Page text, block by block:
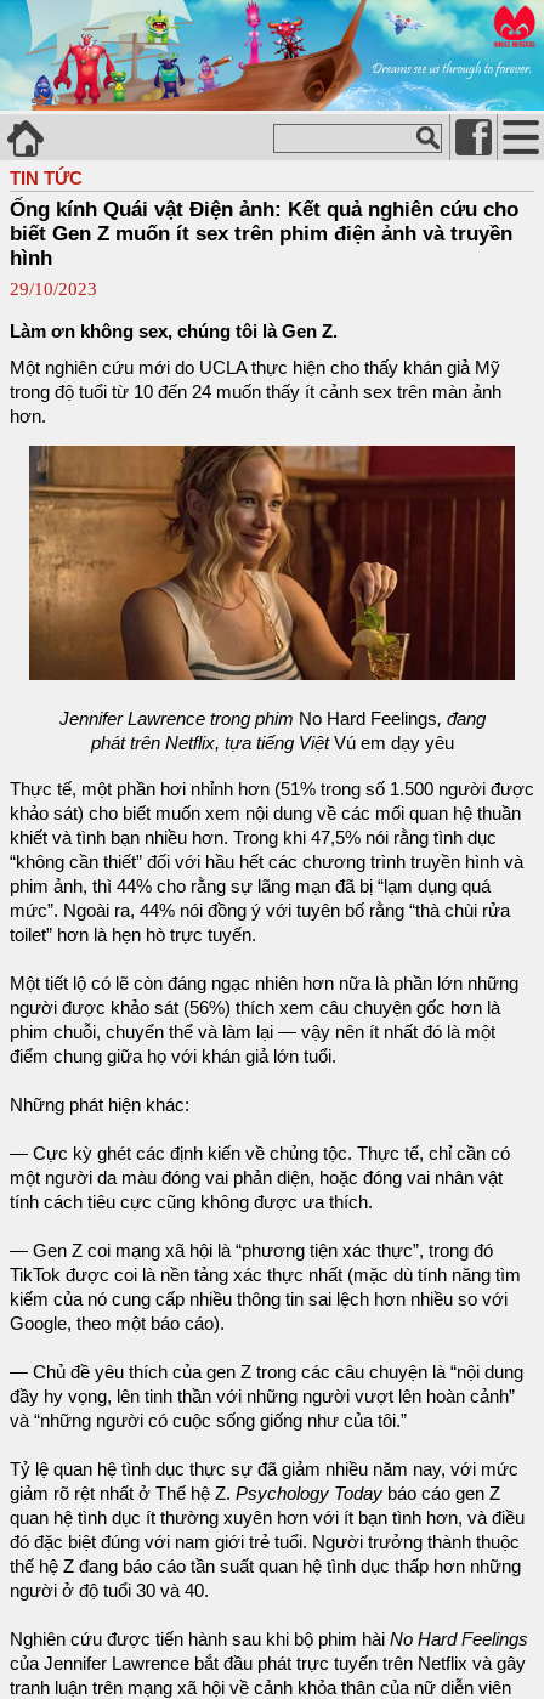
TIN TỨC
Ống kính Quái vật Điện ảnh: Kết quả nghiên cứu cho
biết Gen Z muốn ít sex trên phim điện ảnh và truyền
hình
29/10/2023
Làm ơn không sex, chúng tôi là Gen Z.
Một nghiên cứu mới do UCLA thực hiện cho thấy khán giả Mỹ
trong độ tuổi từ 10 đến 24 muốn thấy ít cảnh sex trên màn ảnh
hơn.
Jennifer Lawrence trong phim No Hard Feelings, đang
phát trên Netflix, tựa tiếng ViệtVú em dạy yêu
Thực tế, một phần hơi nhỉnh hơn (51% trong số 1.500 người được
khảo sát) cho biết muốn xem nội dung về các mối quan hệ thuần
khiết và tình bạn nhiều hơn. Trong khi 47,5% nói rằng tình dục
“không cần thiết” đối với hầu hết các chương trình truyền hình và
phim ảnh, thì 44% cho rằng sự lãng mạn đã bị “lạm dụng quá
mức”. Ngoài ra, 44% nói đồng ý với tuyên bố rằng “thà chùi rửa
toilet” hơn là hẹn hò trực tuyến.
Một tiết lộ có lẽ còn đáng ngạc nhiên hơn nữa là phần lớn những
người được khảo sát (56%) thích xem câu chuyện gốc hơn là
phim chuỗi, chuyển thể và làm lại — vậy nên ít nhất đó là một
điểm chung giữa họ với khán giả lớn tuổi.
Những phát hiện khác:
— Cực kỳ ghét các định kiến về chủng tộc. Thực tế, chỉ cần có
một người da màu đóng vai phản diện, hoặc đóng vai nhân vật
tính cách tiêu cực cũng không được ưa thích.
— Gen Z coi mạng xã hội là “phương tiện xác thực”, trong đó
TikTok được coi là nền tảng xác thực nhất (mặc dù tính năng tìm
kiếm của nó cung cấp nhiều thông tin sai lệch hơn nhiều so với
Google, theo một báo cáo).
— Chủ đề yêu thích của gen Z trong các câu chuyện là “nội dung
đầy hy vọng, lên tinh thần với những người vượt lên hoàn cảnh”
và “những người có cuộc sống giống như của tôi.”
Tỷ lệ quan hệ tình dục thực sự đã giảm nhiều năm nay, với mức
giảm rõ rệt nhất ở Thế hệ Z. Psychology Today báo cáo gen Z
quan hệ tình dục ít thường xuyên hơn với ít bạn tình hơn, và điều
đó đặc biệt đúng với nam giới trẻ tuổi. Người trưởng thành thuộc
thế hệ Z đang báo cáo tần suất quan hệ tình dục thấp hơn những
người ở độ tuổi 30 và 40.
Nghiên cứu được tiến hành sau khi bộ phim hài No Hard Feelings
của Jennifer Lawrence bắt đầu phát trực tuyến trên Netflix và gây
tranh luận trên mạng xã hội về cảnh khỏa thân của nữ diễn viên